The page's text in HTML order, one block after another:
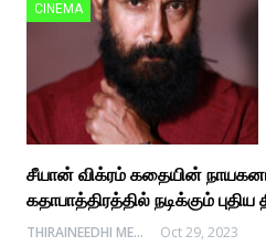
CINEMA
சீயான் விக்ரம் கதையின்
கதாபாத்திரத்தில் நடிக்கும்
THIRAINEEDHI MEDIA
Oct 29, 2023